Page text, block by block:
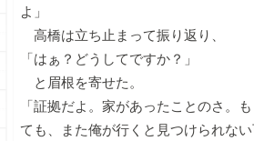
よ」
高橋は立ち止まって振り返り、
「はぁ？どうしてですか？」
と眉根を寄せた。
「証拠だよ。家があったことのさ。
ても、また俺が行くと見つけられない